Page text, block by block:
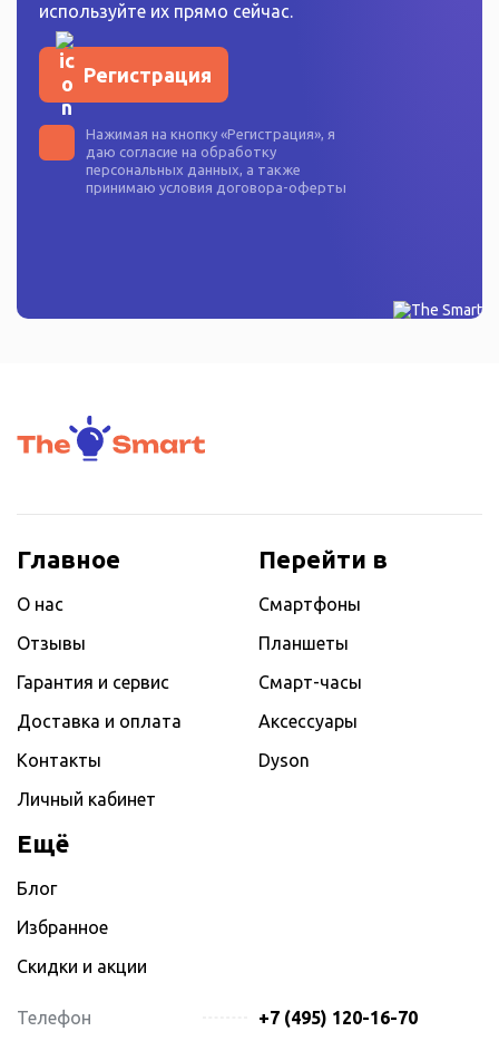
используйте их прямо сейчас.
Регистрация
Нажимая на кнопку «Регистрация», я
даю согласие на обработку
персональных данных, а также
принимаю условия договора-оферты
Главное
О нас
Отзывы
Гарантия и сервис
Доставка и оплата
Контакты
Личный кабинет
Перейти в
Смартфоны
Планшеты
Смарт-часы
Аксессуары
Dyson
Ещё
Блог
Избранное
Скидки и акции
Телефон +7 (495) 120-16-70